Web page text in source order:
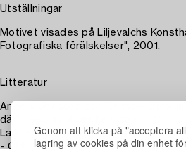
Genom att klicka på "acceptera
lagring av cookies på din enhet
Utställningar
Motivet visades på Liljevalchs
Fotografiska förälskelser", 2001.
Litteratur
Anders Jonason och Christer
där", 1991, avbildad helsida sid 75.
Lars Hall & Gunilla Knape (red.),
- CHR", 1998, avbildad helsida sid 45.